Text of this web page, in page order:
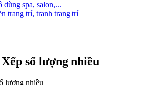
dùng spa, salon,...
trang trí, tranh trang trí
số lượng nhiều